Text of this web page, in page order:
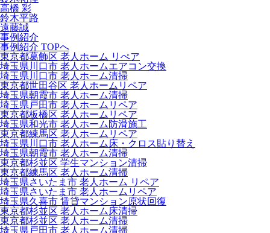
高橋 彩
鈴木平路
遠藤誠
事例紹介
事例紹介 TOPへ
東京都葛飾区 老人ホーム リぺア
埼玉県川口市 老人ホームエアコン交換
埼玉県川口市 老人ホーム清掃
東京都世田谷区 老人ホームリペア
埼玉県朝霞市 老人ホーム清掃
埼玉県戸田市 老人ホームリペア
東京都板橋区 老人ホームリペア
埼玉県和光市 老人ホーム防滑施工
東京都練馬区 老人ホームリペア
埼玉県川口市 老人ホーム床・クロス貼り替え
埼玉県朝霞市 老人ホーム清掃
東京都杉並区 学生マンション清掃
東京都練馬区 老人ホーム清掃
埼玉県さいたま市 老人ホーム リペア
埼玉県さいたま市 老人ホームリペア
埼玉県久喜市 賃貸マンション原状回復
東京都杉並区 老人ホーム床清掃
東京都杉並区 老人ホーム清掃
埼玉県戸田市 老人ホーム清掃